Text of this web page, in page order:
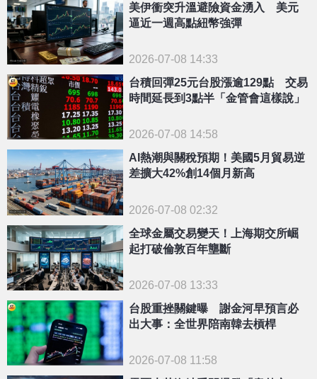
美伊衝突升溫避險資金湧入 美元
逼近一週高點紐幣強彈
2026-07-08 14:33
台積回彈25元台股漲逾129點 交易
時間延長到3點半「金管會這樣說」
2026-07-08 14:58
AI熱潮與關稅預期！美國5月貿易逆
差擴大42%創14個月新高
2026-07-08 02:32
全球金屬交易變天！上海期交所崛
起打破倫敦百年壟斷
2026-07-08 13:33
台股重挫關鍵曝 謝金河早預言必
出大事：全世界陪南韓去槓桿
2026-07-08 11:58